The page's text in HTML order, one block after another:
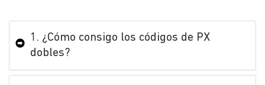
1. ¿Cómo consigo los códigos de PX
dobles?